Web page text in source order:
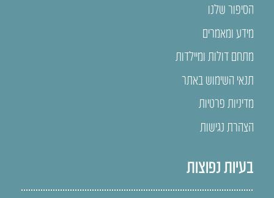
הסיפור שלנו
מידע ומאמרים
מתחם דולות ומיילדות
תנאי השימוש באתר
מדיניות פרטיות
הצהרת נגישות
בעיות נפוצות